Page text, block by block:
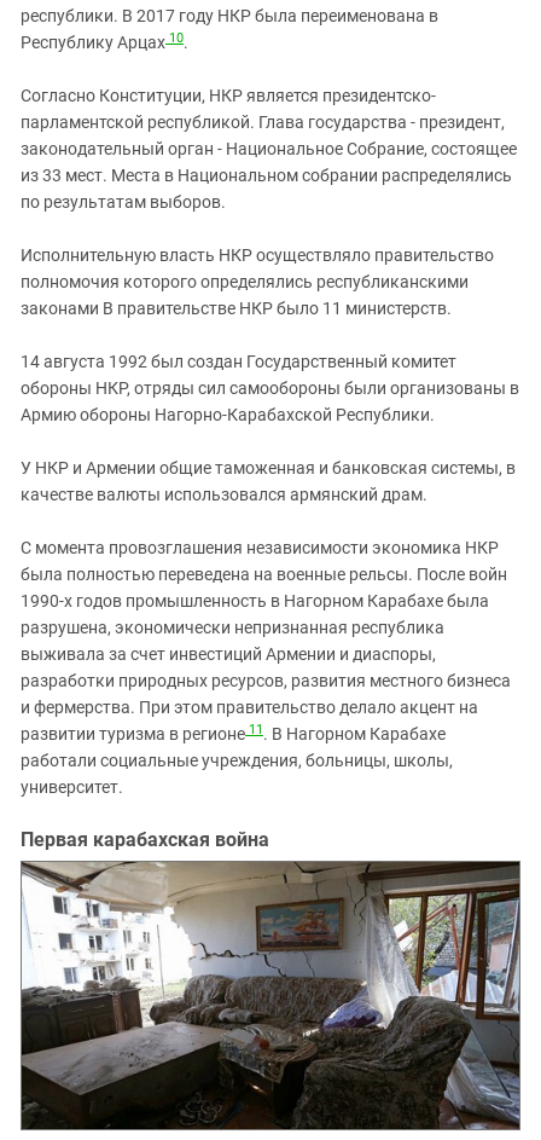
республики. В 2017 году НКР была переименована в
Республику Арцах 10.
Согласно Конституции, НКР является президентско-
парламентской республикой. Глава государства - президент,
законодательный орган - Национальное Собрание, состоящее
из 33 мест. Места в Национальном собрании распределялись
по результатам выборов.
Исполнительную власть НКР осуществляло правительство
полномочия которого определялись республиканскими
законами В правительстве НКР было 11 министерств.
14 августа 1992 был создан Государственный комитет
обороны НКР, отряды сил самообороны были организованы в
Армию обороны Нагорно-Карабахской Республики.
У НКР и Армении общие таможенная и банковская системы, в
качестве валюты использовался армянский драм.
С момента провозглашения независимости экономика НКР
была полностью переведена на военные рельсы. После войн
1990-х годов промышленность в Нагорном Карабахе была
разрушена, экономически непризнанная республика
выживала за счет инвестиций Армении и диаспоры,
разработки природных ресурсов, развития местного бизнеса
и фермерства. При этом правительство делало акцент на
развитии туризма в регионе 11 . В Нагорном Карабахе
работали социальные учреждения, больницы, школы,
университет.
Первая карабахская война